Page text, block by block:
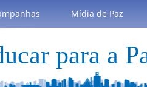
Mídia de Paz
para a